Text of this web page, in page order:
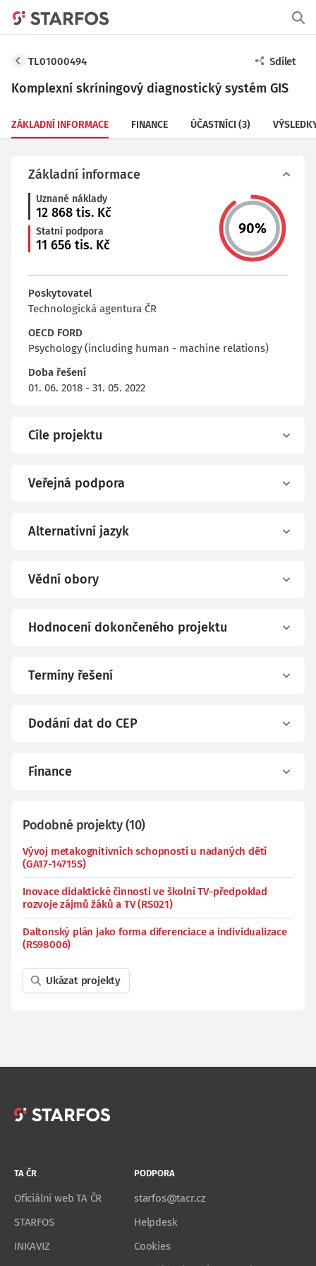
TL01000494 Sdílet
Komplexní skríningový diagnostický systém GIS
ZÁKLADNÍ INFORMACE FINANCE ÚČASTNÍCI (3)
Základní informace
Uznané náklady
12 868 tis. Kč
Statní podpora
11 656 tis. Kč
90%
Poskytovatel
Technologická agentura ČR
OECD FORD
Psychology (including human - machine relations)
Doba řešení
01. 06. 2018 - 31. 05. 2022
Cíle projektu
Veřejná podpora
Alternativní jazyk
Vědní obory
Hodnocení dokončeného projektu
Termíny řešení
Dodání dat do CEP
Finance
Podobné projekty(10)
Vývoj metakognitivních schopností u nadaných dětí
(GA17-14715S)
Inovace didaktické činnosti ve školní TV-předpoklad
rozvoje zájmů žáků a TV (RS021)
Daltonský plán jako forma diferenciace a individualizace
(RS98006)
Ukázat projekty
TA ČR
Oficiální web TA ČR
STARFOS
INKAVIZ
PODPORA
starfos@tacr.cz
Helpdesk
Cookies